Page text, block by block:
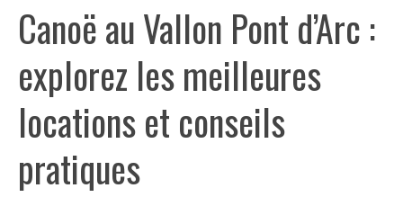
Canoë au Vallon Pont d’Arc :
explorez les meilleures
locations et conseils
pratiques